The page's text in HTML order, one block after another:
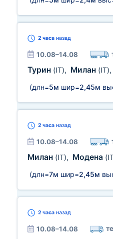
2 часа назад
10.08–14.08
Турин (IT), Милан (IT),
(длн=5м шир=2,45м
2 часа назад
10.08–14.08
Милан (IT), Модена
(длн=7м шир=2,45м
2 часа назад
10.08–14.08